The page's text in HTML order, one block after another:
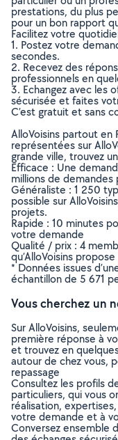
prestations, du plus
pour un bon rapport
Facilitez votre
1. Postez votre
secondes.
2. Recevez des
professionnels en
3. Echangez avec les
sécurisée et faites
C’est gratuit et sans
AlloVoisins partout
représentées sur
grande ville, trouvez
Efficace : Une
millions de demandes
Généraliste : 1 250
possible sur
projets.
Rapide : 10 minutes
votre demande
Qualité / prix : 4
qu’AlloVoisins
* Données issues
échantillon de 5 671
Vous cherchez un
Sur AlloVoisins,
première réponse à
et trouvez en
autour de chez vous,
repassage
Consultez les profils
particuliers, qui vous
réalisation,
votre demande et à
Conversez ensemble